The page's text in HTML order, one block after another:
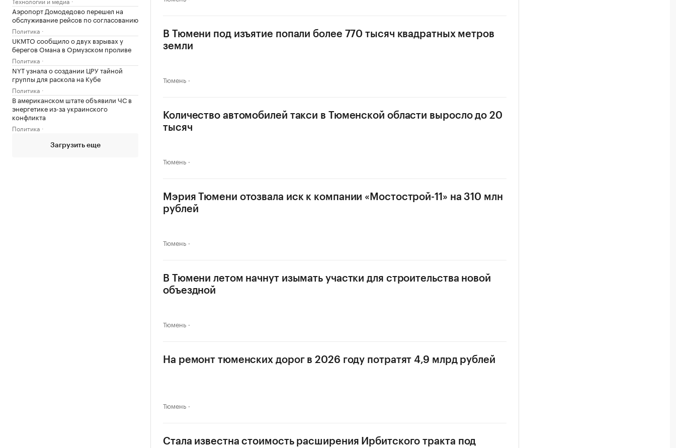
Аэропорт Домодедово перешел на
обслуживание рейсов по согласованию
Политика
UKMTO сообщило о двух взрывах у
берегов Омана в Ормузском проливе
Политика
NYT узнала о создании ЦРУ тайной
группы для раскола на Кубе
Политика
В американском штате объявили ЧС в
энергетике из-за украинского
конфликта
Политика
Загрузить еще
В Тюмени под изъятие попали более 770 тысяч квадратных метров
земли
Тюмень
Количество автомобилей такси в Тюменской области выросло до 20
тысяч
Тюмень
Мэрия Тюмени отозвала иск к компании «Мостострой-11» на 310 млн
рублей
Тюмень
В Тюмени летом начнут изымать участки для строительства новой
объездной
Тюмень
На ремонт тюменских дорог в 2026 году потратят 4,9 млрд рублей
Тюмень
Стала известна стоимость расширения Ирбитского тракта под